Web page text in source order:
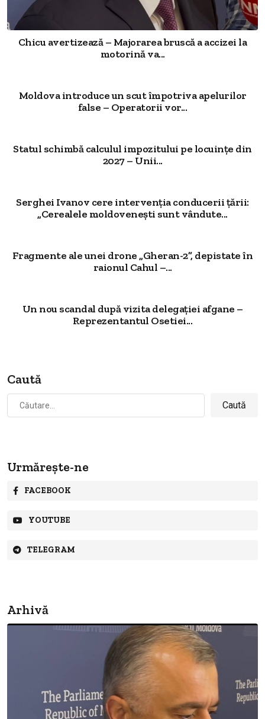
Chicu avertizează – Majorarea bruscă a accizei la
motorină va...
Moldova introduce un scut împotriva apelurilor
false – Operatorii vor...
Statul schimbă calculul impozitului pe locuințe din
2027 – Unii...
Serghei Ivanov cere intervenția conducerii țării:
„Cerealele moldovenești sunt vândute...
Fragmente ale unei drone „Gheran-2”, depistate în
raionul Cahul –...
Un nou scandal după vizita delegației afgane –
Reprezentantul Osetiei...
Caută
Caută
după:
Urmărește-ne
FACEBOOK
YOUTUBE
TELEGRAM
Arhivă